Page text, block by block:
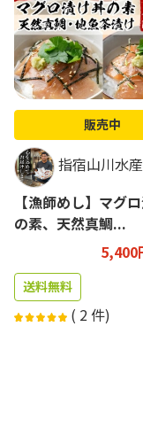
販売中
指宿山川水産
【漁師めし】マグ
の素、天然真鯛...
5,400
送料無料
( 2件)